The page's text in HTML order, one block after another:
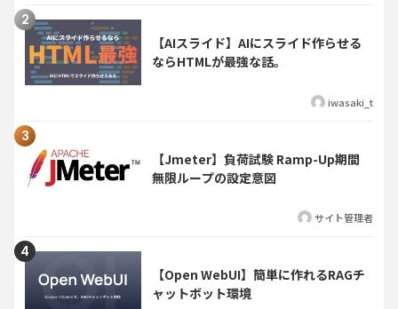
【AIスライド】AIにスライド作らせる
ならHTMLが最強な話。
iwasaki_t
【Jmeter】負荷試験 Ramp-Up期間
無限ループの設定意図
サイト管理者
【Open WebUI】簡単に作れるRAGチ
ャットボット環境